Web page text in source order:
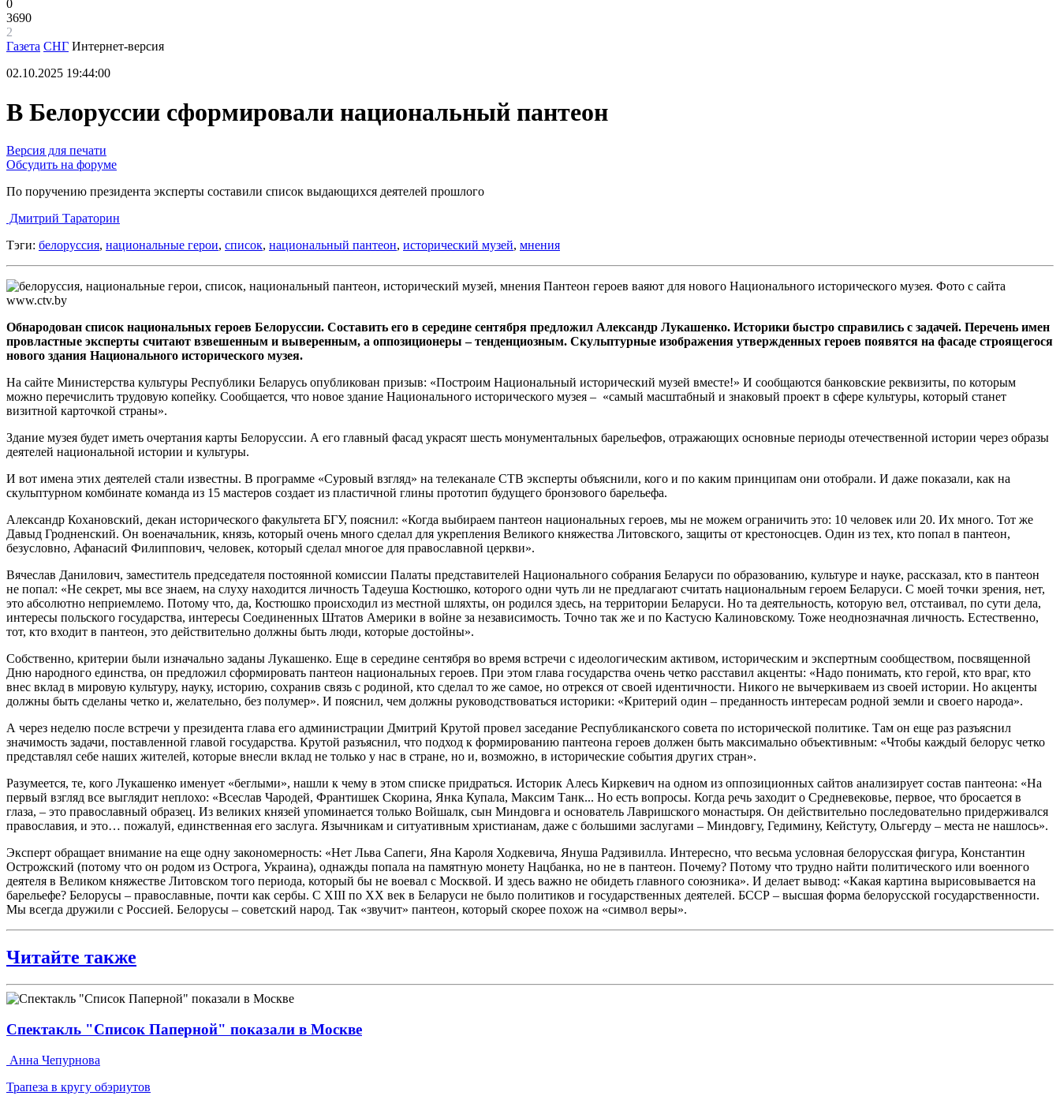
0
3690
2
Газета СНГ Интернет-версия
02.10.2025 19:44:00
В Белоруссии сформировали национальный пантеон
Версия для печати
Обсудить на форуме
По поручению президента эксперты составили список выдающихся деятелей прошлого
Дмитрий Тараторин
Тэги: белоруссия, национальные герои, список, национальный пантеон, исторический музей, мнения
Пантеон героев ваяют для нового Национального исторического музея. Фото с сайта
www.ctv.by
Обнародован список национальных героев Белоруссии. Составить его в середине сентября предложил Александр Лукашенко. Историки быстро справились с задачей. Перечень имен
провластные эксперты считают взвешенным и выверенным, а оппозиционеры – тенденциозным. Скульптурные изображения утвержденных героев появятся на фасаде строящегося
нового здания Национального исторического музея.
На сайте Министерства культуры Республики Беларусь опубликован призыв: «Построим Национальный исторический музей вместе!» И сообщаются банковские реквизиты, по которым
можно перечислить трудовую копейку. Сообщается, что новое здание Национального исторического музея – «самый масштабный и знаковый проект в сфере культуры, который станет
визитной карточкой страны».
Здание музея будет иметь очертания карты Белоруссии. А его главный фасад украсят шесть монументальных барельефов, отражающих основные периоды отечественной истории через образы
деятелей национальной истории и культуры.
И вот имена этих деятелей стали известны. В программе «Суровый взгляд» на телеканале СТВ эксперты объяснили, кого и по каким принципам они отобрали. И даже показали, как на
скульптурном комбинате команда из 15 мастеров создает из пластичной глины прототип будущего бронзового барельефа.
Александр Кохановский, декан исторического факультета БГУ, пояснил: «Когда выбираем пантеон национальных героев, мы не можем ограничить это: 10 человек или 20. Их много. Тот же
Давыд Гродненский. Он военачальник, князь, который очень много сделал для укрепления Великого княжества Литовского, защиты от крестоносцев. Один из тех, кто попал в пантеон,
безусловно, Афанасий Филиппович, человек, который сделал многое для православной церкви».
Вячеслав Данилович, заместитель председателя постоянной комиссии Палаты представителей Национального собрания Беларуси по образованию, культуре и науке, рассказал, кто в пантеон
не попал: «Не секрет, мы все знаем, на слуху находится личность Тадеуша Костюшко, которого одни чуть ли не предлагают считать национальным героем Беларуси. С моей точки зрения, нет,
это абсолютно неприемлемо. Потому что, да, Костюшко происходил из местной шляхты, он родился здесь, на территории Беларуси. Но та деятельность, которую вел, отстаивал, по сути дела,
интересы польского государства, интересы Соединенных Штатов Америки в войне за независимость. Точно так же и по Кастусю Калиновскому. Тоже неоднозначная личность. Естественно,
тот, кто входит в пантеон, это действительно должны быть люди, которые достойны».
Собственно, критерии были изначально заданы Лукашенко. Еще в середине сентября во время встречи с идеологическим активом, историческим и экспертным сообществом, посвященной
Дню народного единства, он предложил сформировать пантеон национальных героев. При этом глава государства очень четко расставил акценты: «Надо понимать, кто герой, кто враг, кто
внес вклад в мировую культуру, науку, историю, сохранив связь с родиной, кто сделал то же самое, но отрекся от своей идентичности. Никого не вычеркиваем из своей истории. Но акценты
должны быть сделаны четко и, желательно, без полумер». И пояснил, чем должны руководствоваться историки: «Критерий один – преданность интересам родной земли и своего народа».
А через неделю после встречи у президента глава его администрации Дмитрий Крутой провел заседание Республиканского совета по исторической политике. Там он еще раз разъяснил
значимость задачи, поставленной главой государства. Крутой разъяснил, что подход к формированию пантеона героев должен быть максимально объективным: «Чтобы каждый белорус четко
представлял себе наших жителей, которые внесли вклад не только у нас в стране, но и, возможно, в исторические события других стран».
Разумеется, те, кого Лукашенко именует «беглыми», нашли к чему в этом списке придраться. Историк Алесь Киркевич на одном из оппозиционных сайтов анализирует состав пантеона: «На
первый взгляд все выглядит неплохо: «Всеслав Чародей, Франтишек Скорина, Янка Купала, Максим Танк... Но есть вопросы. Когда речь заходит о Средневековье, первое, что бросается в
глаза, – это православный образец. Из великих князей упоминается только Войшалк, сын Миндовга и основатель Лавришского монастыря. Он действительно последовательно придерживался
православия, и это… пожалуй, единственная его заслуга. Язычникам и ситуативным христианам, даже с большими заслугами – Миндовгу, Гедимину, Кейстуту, Ольгерду – места не нашлось».
Эксперт обращает внимание на еще одну закономерность: «Нет Льва Сапеги, Яна Кароля Ходкевича, Януша Радзивилла. Интересно, что весьма условная белорусская фигура, Константин
Острожский (потому что он родом из Острога, Украина), однажды попала на памятную монету Нацбанка, но не в пантеон. Почему? Потому что трудно найти политического или военного
деятеля в Великом княжестве Литовском того периода, который бы не воевал с Москвой. И здесь важно не обидеть главного союзника». И делает вывод: «Какая картина вырисовывается на
барельефе? Белорусы – православные, почти как сербы. С XIII по XX век в Беларуси не было политиков и государственных деятелей. БССР – высшая форма белорусской государственности.
Мы всегда дружили с Россией. Белорусы – советский народ. Так «звучит» пантеон, который скорее похож на «символ веры».
Читайте также
Спектакль "Список Паперной" показали в Москве
Анна Чепурнова
Трапеза в кругу обэриутов